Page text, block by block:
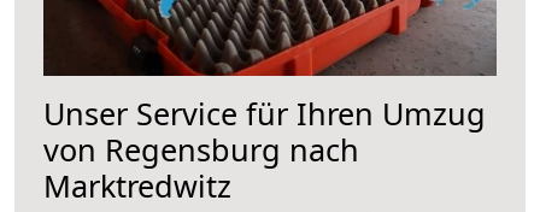
Unser Service für Ihren Umzug
von Regensburg nach
Marktredwitz